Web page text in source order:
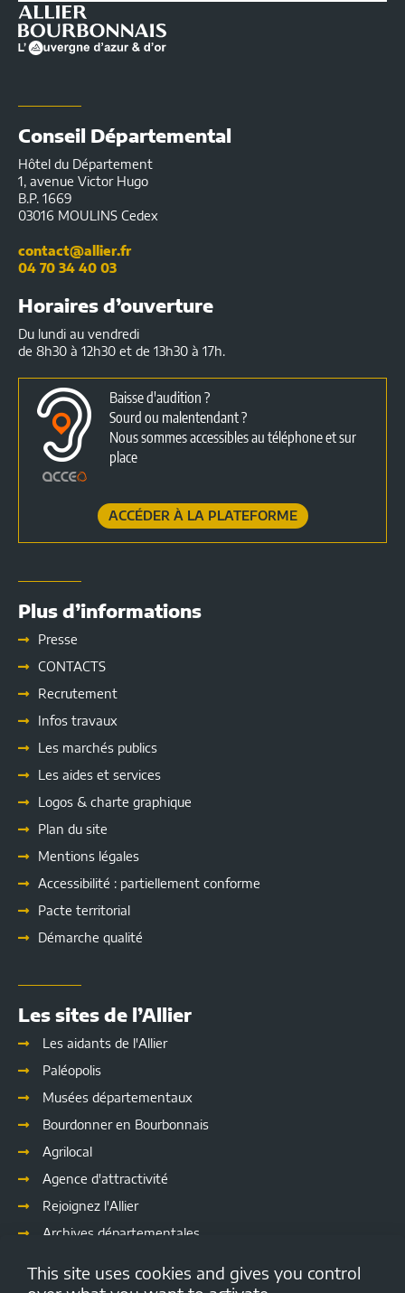
Infos
Conseil Départemental
Hôtel du Département
1, avenue Victor Hugo
B.P. 1669
03016 MOULINS Cedex
contact@allier.fr
04 70 34 40 03
Horaires d’ouverture
Du lundi au vendredi
de 8h30 à 12h30 et de 13h30 à 17h.
Baisse d'audition ?
Sourd ou malentendant ?
Nous sommes accessibles au téléphone et sur
place
ACCÉDER À LA PLATEFORME
Plus d’informations
Presse
CONTACTS
Recrutement
Infos travaux
Les marchés publics
Les aides et services
Logos & charte graphique
Plan du site
Mentions légales
Accessibilité : partiellement conforme
Pacte territorial
Démarche qualité
Les sites de l’Allier
Les aidants de l'Allier
Paléopolis
Musées départementaux
Bourdonner en Bourbonnais
Agrilocal
Agence d'attractivité
Rejoignez l'Allier
Archives départementales
Culture
This site uses cookies and gives you control